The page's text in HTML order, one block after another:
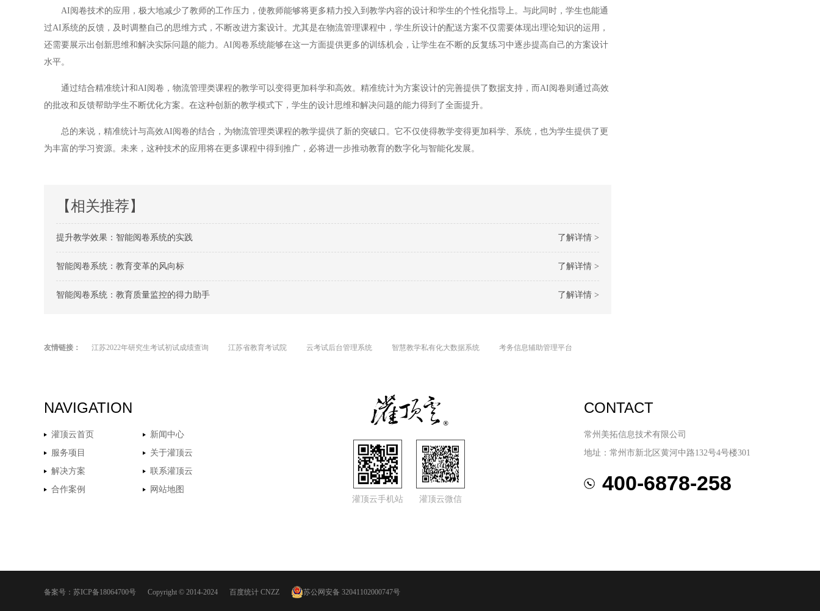
AI阅卷技术的应用，极大地减少了教师的工作压力，使教师能够将更多精力投入到教学内容的设计和学生的个性化指导上。与此同时，学生也能通
过AI系统的反馈，及时调整自己的思维方式，不断改进方案设计。尤其是在物流管理课程中，学生所设计的配送方案不仅需要体现出理论知识的运用，
还需要展示出创新思维和解决实际问题的能力。AI阅卷系统能够在这一方面提供更多的训练机会，让学生在不断的反复练习中逐步提高自己的方案设计
水平。
通过结合精准统计和AI阅卷，物流管理类课程的教学可以变得更加科学和高效。精准统计为方案设计的完善提供了数据支持，而AI阅卷则通过高效
的批改和反馈帮助学生不断优化方案。在这种创新的教学模式下，学生的设计思维和解决问题的能力得到了全面提升。
总的来说，精准统计与高效AI阅卷的结合，为物流管理类课程的教学提供了新的突破口。它不仅使得教学变得更加科学、系统，也为学生提供了更
为丰富的学习资源。未来，这种技术的应用将在更多课程中得到推广，必将进一步推动教育的数字化与智能化发展。
【相关推荐】
了解详情 >
提升教学效果：智能阅卷系统的实践
了解详情 >
智能阅卷系统：教育变革的风向标
了解详情 >
智能阅卷系统：教育质量监控的得力助手
友情链接： 江苏2022年研究生考试初试成绩查询 江苏省教育考试院 云考试后台管理系统 智慧教学私有化大数据系统 考务信息辅助管理平台
NAVIGATION
灌顶云首页
新闻中心
服务项目
关于灌顶云
解决方案
联系灌顶云
合作案例
网站地图
灌顶云手机站
灌顶云微信
CONTACT
常州美拓信息技术有限公司
地址：常州市新北区黄河中路132号4号楼301
400-6878-258
备案号： 苏ICP备18064700号 Copyright © 2014-2024 百度统计 CNZZ 苏公网安备 32041102000747号